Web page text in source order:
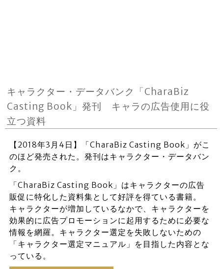
キャラクター・データバンク「CharaBiz
Casting Book」発刊 キャラの広告使用に役
立つ資料
【2018年3月4日】「CharaBiz Casting Book」がこ
のほど発売された。発刊はキャラクター・データバン
ク。
「CharaBiz Casting Book」はキャラクターの広告
販促に特化した資料集として好評を得ている書籍。
キャラクターが増加しているなかで、キャラクターを
効果的に広告プロモーションに起用するために必要な
情報を網羅。キャラクター選定を失敗しないための
「キャラクター選定マニュアル」を目指した内容とな
っている。